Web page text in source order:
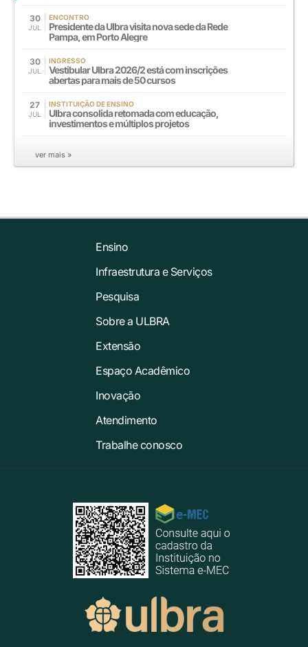
30
JUL
ENCONTRO
Presidente da Ulbra visita nova sede da Rede
Pampa, em Porto Alegre
30
JUL
INGRESSO
Vestibular Ulbra 2026/2 está com inscrições
abertas para mais de 50 cursos
27
JUL
INSTITUIÇÃO DE ENSINO
Ulbra consolida retomada com educação,
investimentos e múltiplos projetos
ver mais »
Ensino
Infraestrutura e Serviços
Pesquisa
Sobre a ULBRA
Extensão
Espaço Acadêmico
Inovação
Atendimento
Trabalhe conosco